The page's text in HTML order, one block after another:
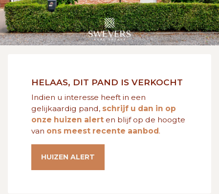
VACATURES MIJN FAVORIETEN
HUIZEN ALERT
OVER ONS
VASTGOEDCAFÉ
HELAAS, DIT PAND IS VERKOCHT
Indien u interesse heeft in een
gelijkaardig pand, schrijf u dan in op
onze huizen alert en blijf op de hoogte
van ons meest recente aanbod.
HUIZEN ALERT